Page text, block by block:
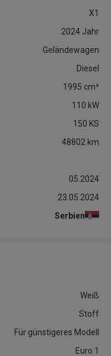
X1
2024 Jahr
Geländewagen
Diesel
1995 cm³
110 kW
150 KS
48802 km
05.2024
23.05.2024
Serbien
Weiß
Stoff
Für günstigeres Modell
Euro 1